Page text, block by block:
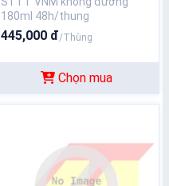
180ml 48h/thung
445,000 đ/Thùng
Chọn mua